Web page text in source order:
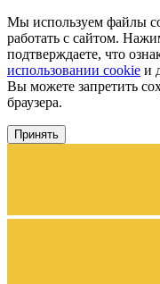
Мы используем файлы
работать с сайтом.
подтверждаете, что
использовании cookie и
Вы можете запретить
браузера.
Принять